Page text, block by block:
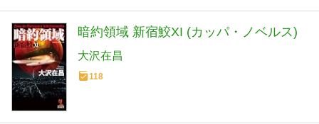
暗約領域 新宿鮫XI (カッパ・ノベルス)
大沢在昌
118